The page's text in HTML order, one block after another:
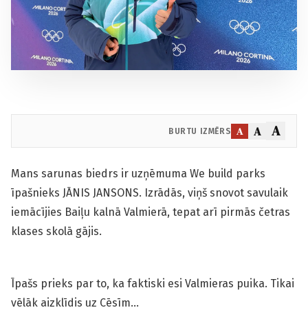
BURTU IZMĒRS A A A
Mans sarunas biedrs ir uzņēmuma We build parks
īpašnieks JĀNIS JANSONS. Izrādās, viņš snovot savulaik
iemācījies Baiļu kalnā Valmierā, tepat arī pirmās četras
klases skolā gājis.
Īpašs prieks par to, ka faktiski esi Valmieras puika. Tikai
vēlāk aizklīdis uz Cēsīm…